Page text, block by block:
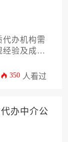
代办机构需
验及成功
350 人看过
办中介公